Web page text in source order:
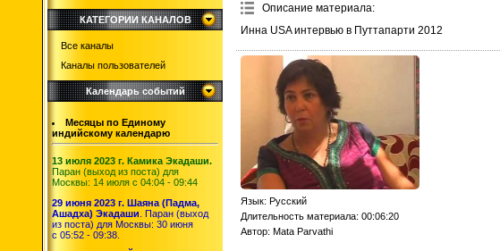
КАТЕГОРИИ КАНАЛОВ
Все каналы
Каналы пользователей
Календарь событий
Месяцы по Единому
индийскому календарю
13 июля 2023 г. Камика Экадаши.
Паран (выход из поста) для
Москвы: 14 июля с 04:04 - 09:44
29 июня 2023 г. Шаяна (Падма,
Ашадха) Экадаши . Паран (выход
из поста) для Москвы: 30 июня
с 05:52 - 09:38.
Описание материала:
Инна USA интервью в Путтапарти 2012
Язык: Русский
Длительность материала: 00:06:20
Автор: Mata Parvathi